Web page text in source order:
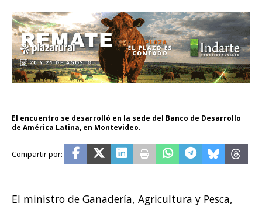
El encuentro se desarrolló en la sede del Banco de Desarrollo
de América Latina, en Montevideo.
El ministro de Ganadería, Agricultura y Pesca,